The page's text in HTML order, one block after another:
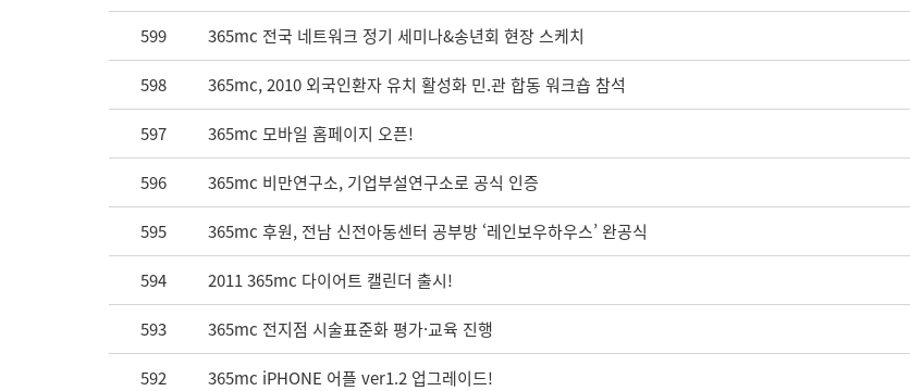
599 365mc 전국 네트워크 정기 세미나&송년회 현장 스케치
598 365mc, 2010 외국인환자 유치 활성화 민.관 합동 워크숍 참석
597 365mc 모바일 홈페이지 오픈!
596 365mc 비만연구소, 기업부설연구소로 공식 인증
595 365mc 후원, 전남 신전아동센터 공부방 ‘레인보우하우스’ 완공식
594 2011 365mc 다이어트 캘린더 출시!
593 365mc 전지점 시술표준화 평가·교육 진행
592 365mc iPHONE 어플 ver1.2 업그레이드!